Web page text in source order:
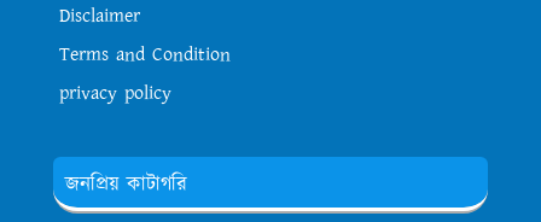
Disclaimer
Terms and Condition
privacy policy
জনপ্রিয় কাটাগরি